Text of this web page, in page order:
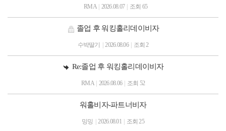
RMA 2026.08.07 조회 65
졸업 후 워킹홀리데이비자
수박딸기 2026.08.06 조회 2
Re:졸업 후 워킹홀리데이비자
RMA 2026.08.06 조회 52
워홀비자-파트너비자
밍밍 2026.08.01 조회 25